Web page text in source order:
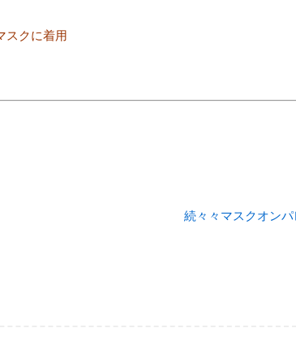
スクに着用
続々々マスクオンパ